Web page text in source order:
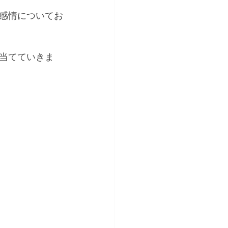
情についてお
てていきま